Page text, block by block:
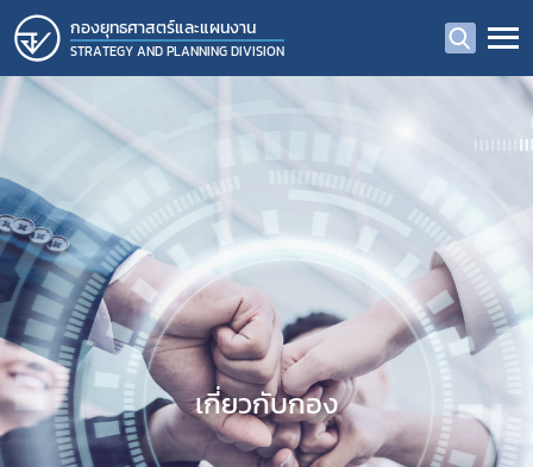
กองยุทธศาสตร์และแผนงาน
STRATEGY AND PLANNING DIVISION
เกี่ยวกับกอง